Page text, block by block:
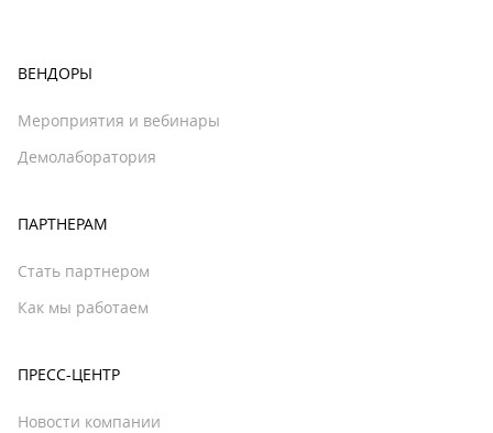
ВЕНДОРЫ
Мероприятия и вебинары
Демолаборатория
ПАРТНЕРАМ
Стать партнером
Как мы работаем
ПРЕСС-ЦЕНТР
Новости компании